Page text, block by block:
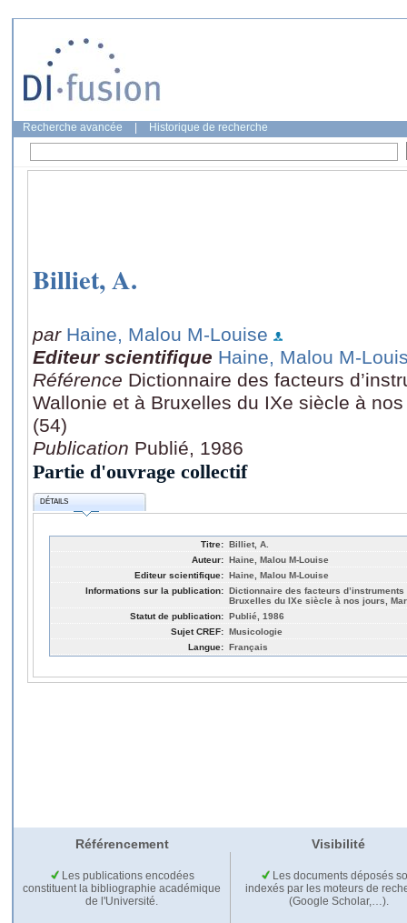
Recherche avancée Historique de recherche
Billiet, A.
par Haine, Malou M-Louise
Editeur scientifique Haine, Malou M-
Référence Dictionnaire des facteurs
Wallonie et à Bruxelles du IXe siècle à
(54)
Publication Publié, 1986
Partie d'ouvrage collectif
DÉTAILS
Titre: Billiet, A.
Auteur: Haine, Malou M-Louise
Editeur scientifique: Haine, Malou M-Louise
Informations sur la publication: Dictionnaire des facteurs
Bruxelles du IXe siècle à nos jours,
Statut de publication: Publié, 1986
Sujet CREF: Musicologie
Langue: Français
Référencement Visibilité
Les publications encodées
constituent la bibliographie académique
de l'Université.
Les documents déposés
indexés par les moteurs de
(Google Scholar,…).